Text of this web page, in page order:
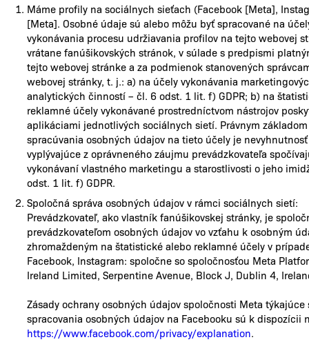
Máme profily na sociálnych sieťach (Facebook [Meta],
[Meta]. Osobné údaje sú alebo môžu byť spracované na
vykonávania procesu udržiavania profilov na tejto webovej
vrátane fanúšikovských stránok, v súlade s predpismi
tejto webovej stránke a za podmienok stanovených
webovej stránky, t. j.: a) na účely vykonávania
analytických činností – čl. 6 odst. 1 lit. f) GDPR; b) na
reklamné účely vykonávané prostredníctvom nástrojov
aplikáciami jednotlivých sociálnych sietí. Právnym základom
spracúvania osobných údajov na tieto účely je
vyplývajúce z oprávneného záujmu prevádzkovateľa
vykonávaní vlastného marketingu a starostlivosti o jeho
odst. 1 lit. f) GDPR.
Spoločná správa osobných údajov v rámci sociálnych sietí:
Prevádzkovateľ, ako vlastník fanúšikovskej stránky, je
prevádzkovateľom osobných údajov vo vzťahu k osobným
zhromaždeným na štatistické alebo reklamné účely v
Facebook, Instagram: spoločne so spoločnosťou Meta
Ireland Limited, Serpentine Avenue, Block J, Dublin 4,
Zásady ochrany osobných údajov spoločnosti Meta týkajúce
spracovania osobných údajov na Facebooku sú k dispozícii
https://www.facebook.com/privacy/explanation.